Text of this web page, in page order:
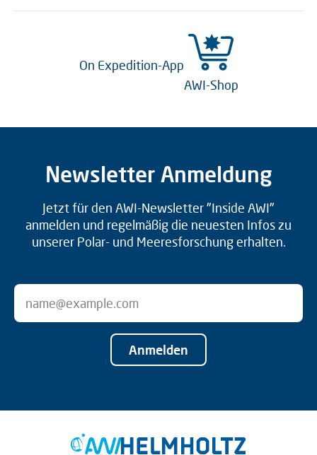
On Expedition-App
AWI-Shop
Newsletter Anmeldung
Jetzt für den AWI-Newsletter "Inside AWI"
anmelden und regelmäßig die neuesten Infos zu
unserer Polar- und Meeresforschung erhalten.
Anmelden